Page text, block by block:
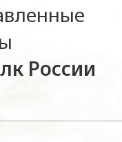
России